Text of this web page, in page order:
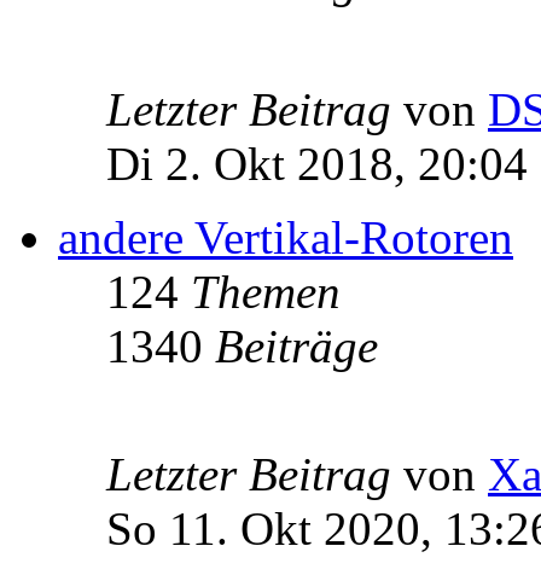
Letzter Beitrag von
Di 2. Okt 2018, 20:04
andere Vertikal-Rotoren
124 Themen
1340 Beiträge
Letzter Beitrag von
So 11. Okt 2020,